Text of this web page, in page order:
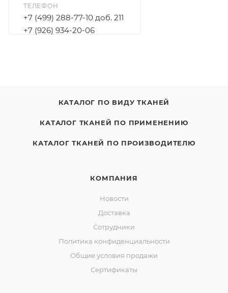
ТЕЛЕФОН
+7 (499) 288-77-10 доб. 211
+7 (926) 934-20-06
КАТАЛОГ ПО ВИДУ ТКАНЕЙ
КАТАЛОГ ТКАНЕЙ ПО ПРИМЕНЕНИЮ
КАТАЛОГ ТКАНЕЙ ПО ПРОИЗВОДИТЕЛЮ
КОМПАНИЯ
Новости
Доставка
Сотрудники
Политика конфиденциальности
Общие условия продажи
Сертификаты